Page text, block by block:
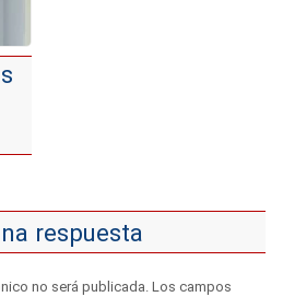
respuesta
no será publicada. Los campos